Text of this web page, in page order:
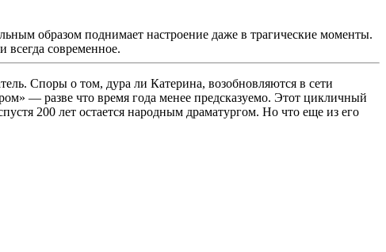
образом поднимает настроение даже в трагические моменты.
всегда современное.
Споры о том, дура ли Катерина, возобновляются в сети
— разве что время года менее предсказуемо. Этот цикличный
200 лет остается народным драматургом. Но что еще из его